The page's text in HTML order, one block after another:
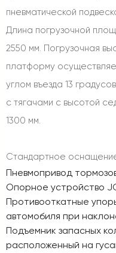
пневматической
Длина погрузочной
2550 мм. Погрузочная
платформу
углом въезда 13
с тягачами с высотой
1300 мм.
Стандартное
Пневмопривод
Опорное устройство
Противооткатные
автомобиля при
Подъемник запасных
расположенный на